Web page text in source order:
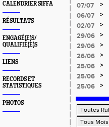
CALENDRIER SIFFA
RÉSULTATS
ENGAGÉ(E)S/
QUALIFIÉ(E)S
LIENS
RECORDS ET
STATISTIQUES
PHOTOS
07/07
>
06/07
>
02/07
>
29/06
>
29/06
>
26/06 >
25/06
>
25/06
>
25/06
>